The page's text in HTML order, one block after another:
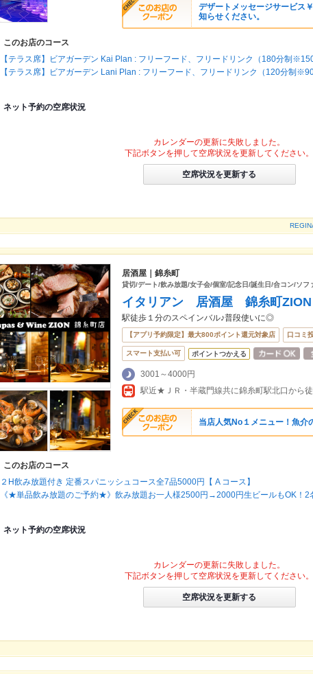
デザートメッセージサービ
知らせください。
このお店のコース
【テラス席】ビアガーデン Kai Plan : フリーフード、フリードリンク（180分制※150
【テラス席】ビアガーデン Lani Plan : フリーフード、フリードリンク（120分制※90
ネット予約の空席状況
カレンダーの更新に失敗しました。
下記ボタンを押して空席状況を更新してください。
空席状況を更新する
居酒屋｜錦糸町
貸切/デート/飲み放題/女子会/個室/記念日/誕生日/合コン/ソフ
イタリアン 居酒屋 錦糸町ZION
駅徒歩１分のスペインバル♪普段使いに◎
【アプリ予約限定】最大800ポイント還元対象店 口コミ
スマート支払い可 ポイントつかえる
3001～4000円
駅近★ＪＲ・半蔵門線共に錦糸町駅北口から
当店人気No１メニュー！魚介
このお店のコース
２H飲み放題付き 定番スパニッシュコース全7品5000円【 A コース】
《★単品飲み放題のご予約★》飲み放題お一人様2500円→2000円生ビールもOK！2
ネット予約の空席状況
カレンダーの更新に失敗しました。
下記ボタンを押して空席状況を更新してください。
空席状況を更新する